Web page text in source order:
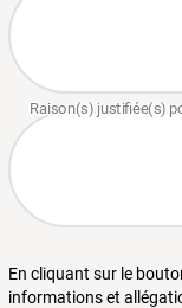
En cliquant sur le
informations et